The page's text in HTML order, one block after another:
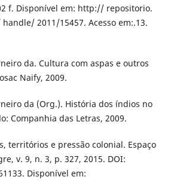
f. Disponível em: http:// repositorio.
2011/15457. Acesso em:.13.
da. Cultura com aspas e outros
Naify, 2009.
da (Org.). História dos índios no
Companhia das Letras, 2009.
territórios e pressão colonial. Espaço
v. 9, n. 3, p. 327, 2015. DOI:
Disponível em: